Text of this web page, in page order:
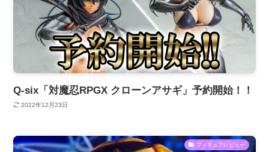
Q-six「対魔忍RPGX クローンアサギ」予約開始！！
2022年12月23日
フィギュアレビュー